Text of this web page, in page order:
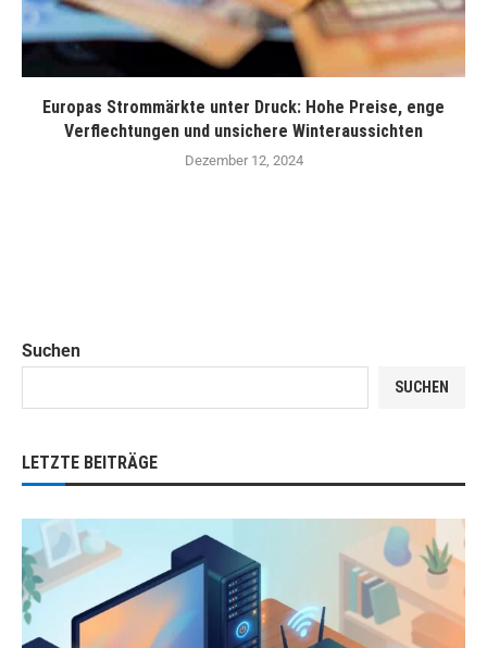
Europas Strommärkte unter Druck: Hohe Preise, enge
Verflechtungen und unsichere Winteraussichten
Dezember 12, 2024
Suchen
SUCHEN
LETZTE BEITRÄGE